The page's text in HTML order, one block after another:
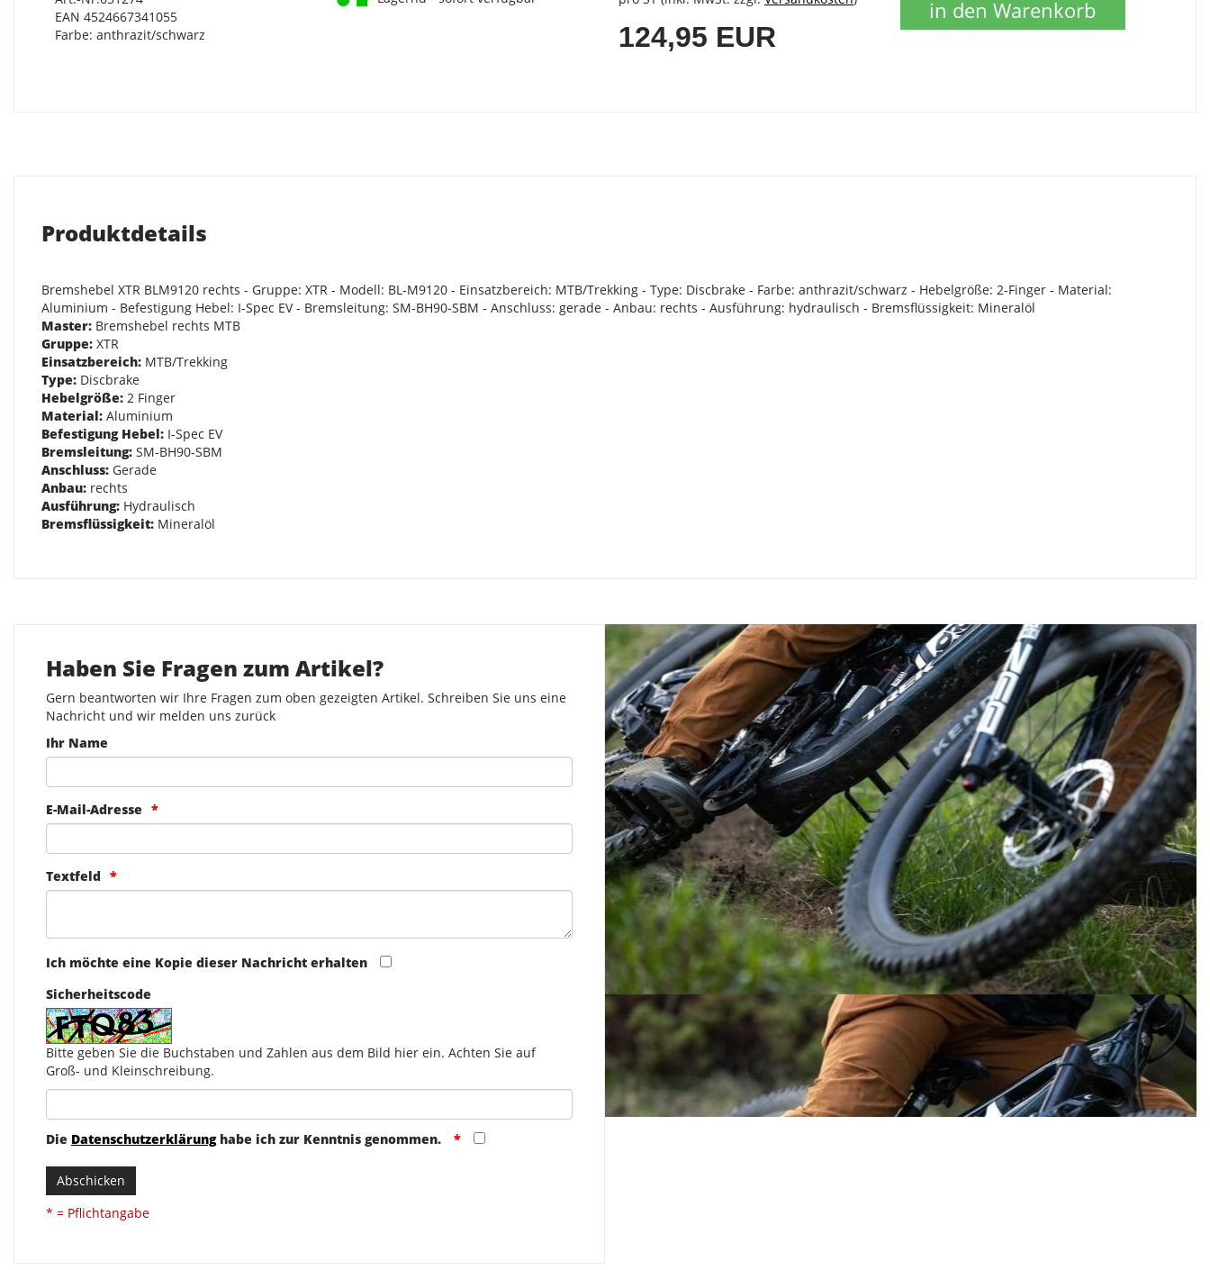
EAN 4524667341055
Farbe: anthrazit/schwarz
124,95 EUR
in den Warenkorb
Produktdetails
Bremshebel XTR BLM9120 rechts - Gruppe: XTR - Modell: BL-M9120 - Einsatzbereich: MTB/Trekking - Type: Discbrake - Farbe: anthrazit/schwarz - Hebelgröße: 2-Finger - Material:
Aluminium - Befestigung Hebel: I-Spec EV - Bremsleitung: SM-BH90-SBM - Anschluss: gerade - Anbau: rechts - Ausführung: hydraulisch - Bremsflüssigkeit: Mineralöl
Master: Bremshebel rechts MTB
Gruppe: XTR
Einsatzbereich: MTB/Trekking
Type: Discbrake
Hebelgröße: 2 Finger
Material: Aluminium
Befestigung Hebel: I-Spec EV
Bremsleitung: SM-BH90-SBM
Anschluss: Gerade
Anbau: rechts
Ausführung: Hydraulisch
Bremsflüssigkeit: Mineralöl
Haben Sie Fragen zum Artikel?
Gern beantworten wir Ihre Fragen zum oben gezeigten Artikel. Schreiben Sie uns eine
Nachricht und wir melden uns zurück
Ihr Name
E-Mail-Adresse
Textfeld
Ich möchte eine Kopie dieser Nachricht erhalten
Sicherheitscode
Bitte geben Sie die Buchstaben und Zahlen aus dem Bild hier ein. Achten Sie auf
Groß- und Kleinschreibung.
Die Datenschutzerklärunghabe ich zur Kenntnis genommen.
Abschicken
* = Pflichtangabe